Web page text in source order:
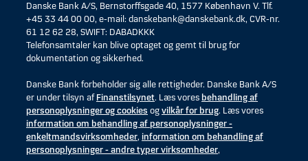
Danske Bank A/S, Bernstorffsgade 40, 1577 København V. Tlf.
+45 33 44 00 00, e-mail: danskebank@danskebank.dk, CVR-nr.
61 12 62 28, SWIFT: DABADKKK
Telefonsamtaler kan blive optaget og gemt til brug for
dokumentation og sikkerhed.
Danske Bank forbeholder sig alle rettigheder. Danske Bank A/S
er under tilsyn afFinanstilsynet. Læs vores behandling af
personoplysninger og cookies ogvilkår for brug. Læs vores
information om behandling af personoplysninger -
enkeltmandsvirksomheder, information om behandling af
personoplysninger - andre typer virksomheder,